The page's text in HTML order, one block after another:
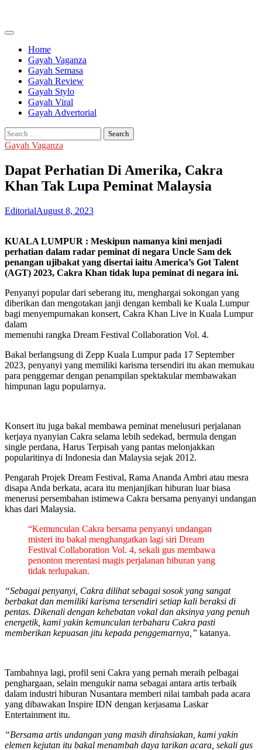
content
Home
Gayah Vaganza
Gayah Semasa
Gayah Review
Gayah Stylo
Gayah Viral
Gayah Advertorial
Search
for:
Gayah Vaganza
Dapat Perhatian Di Amerika, Cakra
Khan Tak Lupa Peminat Malaysia
EditorialAugust 8, 2023
KUALA LUMPUR : Meskipun namanya kini menjadi
perhatian dalam radar peminat di negara Uncle Sam dek
penangan ujibakat yang disertai iaitu America’s Got Talent
(AGT) 2023, Cakra Khan tidak lupa peminat di negara ini.
Penyanyi popular dari seberang itu, menghargai sokongan yang
diberikan dan mengotakan janji dengan kembali ke Kuala Lumpur
bagi menyempurnakan konsert, Cakra Khan Live in Kuala Lumpur
dalam
memenuhi rangka Dream Festival Collaboration Vol. 4.
Bakal berlangsung di Zepp Kuala Lumpur pada 17 September
2023, penyanyi yang memiliki karisma tersendiri itu akan memukau
para penggemar dengan penampilan spektakular membawakan
himpunan lagu popularnya.
Konsert itu juga bakal membawa peminat menelusuri perjalanan
kerjaya nyanyian Cakra selama lebih sedekad, bermula dengan
single perdana, Harus Terpisah yang pantas melonjakkan
popularitinya di Indonesia dan Malaysia sejak 2012.
Pengarah Projek Dream Festival, Rama Ananda Ambri atau mesra
disapa Anda berkata, acara itu menjanjikan hiburan luar biasa
menerusi persembahan istimewa Cakra bersama penyanyi undangan
khas dari Malaysia.
“Kemunculan Cakra bersama penyanyi undangan
misteri itu bakal menghangatkan lagi siri Dream
Festival Collaboration Vol. 4, sekali gus membawa
penonton merentasi magis perjalanan hiburan yang
tidak terlupakan.
“Sebagai penyanyi, Cakra dilihat sebagai sosok yang sangat
berbakat dan memiliki karisma tersendiri setiap kali beraksi di
pentas. Dikenali dengan kehebatan vokal dan aksinya yang penuh
energetik, kami yakin kemunculan terbaharu Cakra pasti
memberikan kepuasan jitu kepada penggemarnya,” katanya.
Tambahnya lagi, profil seni Cakra yang pernah meraih pelbagai
penghargaan, selain mengukir nama sebagai antara artis terbaik
dalam industri hiburan Nusantara memberi nilai tambah pada acara
yang dibawakan Inspire IDN dengan kerjasama Laskar
Entertainment itu.
“Bersama artis undangan yang masih dirahsiakan, kami yakin
elemen kejutan itu bakal menambah daya tarikan acara, sekali gus